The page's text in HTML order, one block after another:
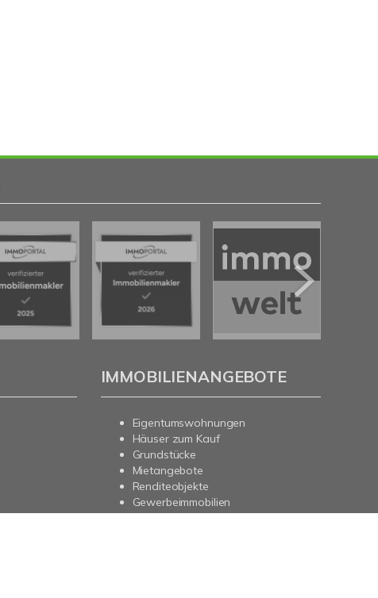
IMMOBILIENANGEBOTE
Eigentumswohnungen
Häuser zum Kauf
Grundstücke
Mietangebote
Renditeobjekte
Gewerbeimmobilien